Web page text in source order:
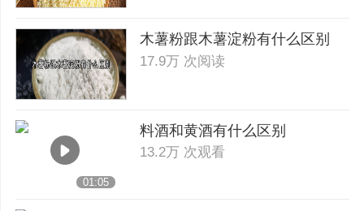
木薯粉跟木薯淀粉有什么区别
17.9万 次阅读
01:05
料酒和黄酒有什么区别
13.2万 次观看